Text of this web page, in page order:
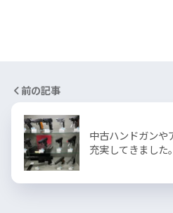
前の記事
中古ハンドガンや
充実してきました。